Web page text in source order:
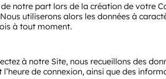
notre part lors de la création de votre
utiliserons alors les données à
à tout moment.
à notre Site, nous recueillons des
de connexion, ainsi que des